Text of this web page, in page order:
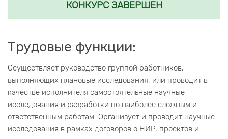
КОНКУРС ЗАВЕРШЕН
Трудовые функции:
Осуществляет руководство группой работников,
выполняющих плановые исследования, или проводит в
качестве исполнителя самостоятельные научные
исследования и разработки по наиболее сложным и
ответственным работам. Организует и проводит научные
исследования в рамках договоров о НИР, проектов и